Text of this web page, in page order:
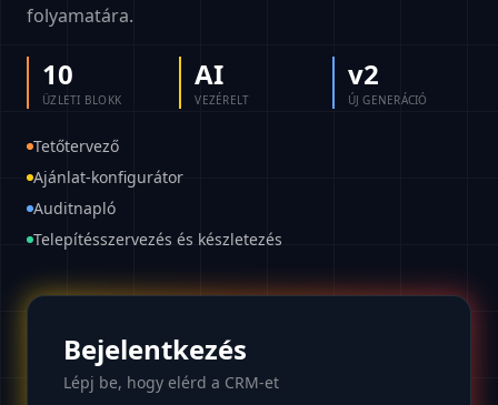
folyamatára.
10
ÜZLETI BLOKK
AI
VEZÉRELT
v2
ÚJ GENERÁCIÓ
Tetőtervező
Ajánlat-konfigurátor
Auditnapló
Telepítésszervezés és készletezés
Bejelentkezés
Lépj be, hogy elérd a CRM-et